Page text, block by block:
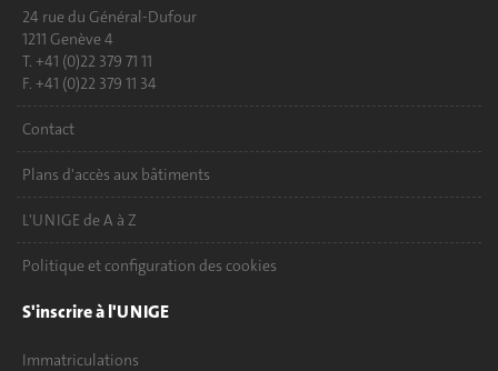
24 rue du Général-Dufour
1211 Genève 4
T. +41 (0)22 379 71 11
F. +41 (0)22 379 11 34
Contact
Plans d'accès aux bâtiments
L'UNIGE de A à Z
Politique et configuration des cookies
S'inscrire à l'UNIGE
Immatriculations